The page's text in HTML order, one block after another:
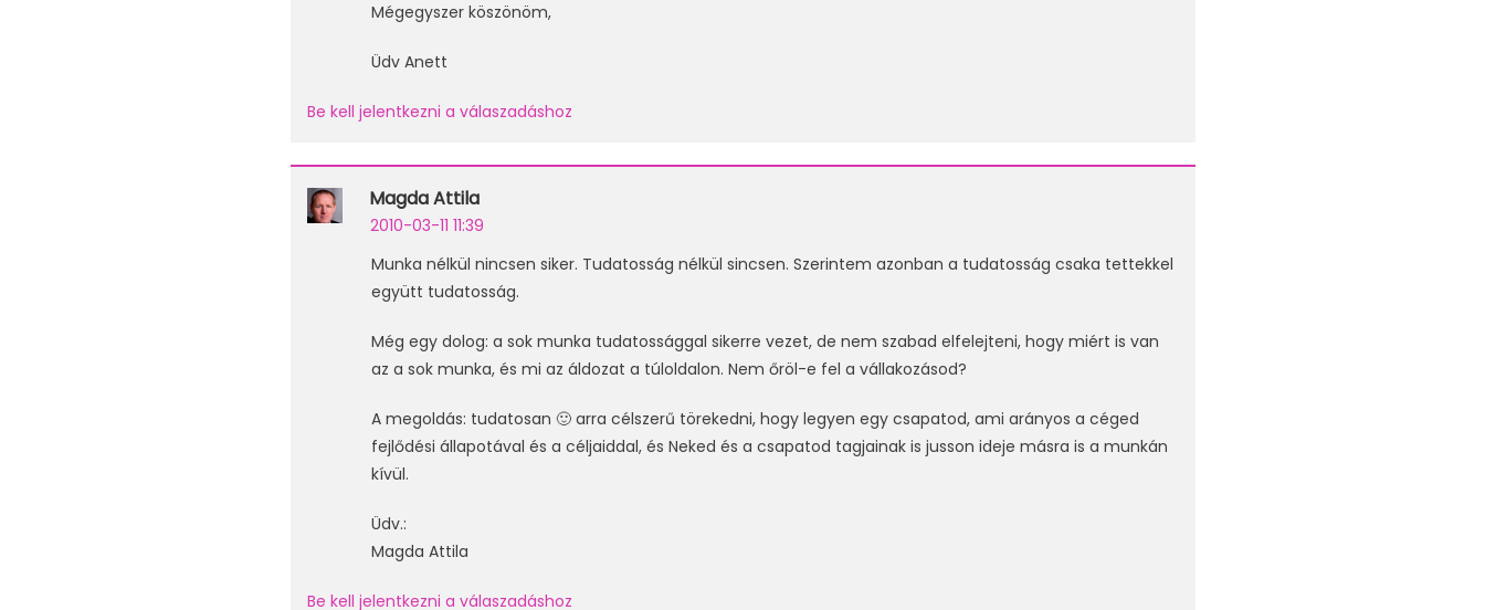
Mégegyszer köszönöm,
Üdv Anett
Be kell jelentkezni a válaszadáshoz
Magda Attila
2010-03-11 11:39
Munka nélkül nincsen siker. Tudatosság nélkül sincsen. Szerintem azonban a tudatosság csaka tettekkel
együtt tudatosság.
Még egy dolog: a sok munka tudatossággal sikerre vezet, de nem szabad elfelejteni, hogy miért is van
az a sok munka, és mi az áldozat a túloldalon. Nem őröl-e fel a vállakozásod?
A megoldás: tudatosan 🙂 arra célszerű törekedni, hogy legyen egy csapatod, ami arányos a céged
fejlődési állapotával és a céljaiddal, és Neked és a csapatod tagjainak is jusson ideje másra is a munkán
kívül.
Üdv.:
Magda Attila
Be kell jelentkezni a válaszadáshoz